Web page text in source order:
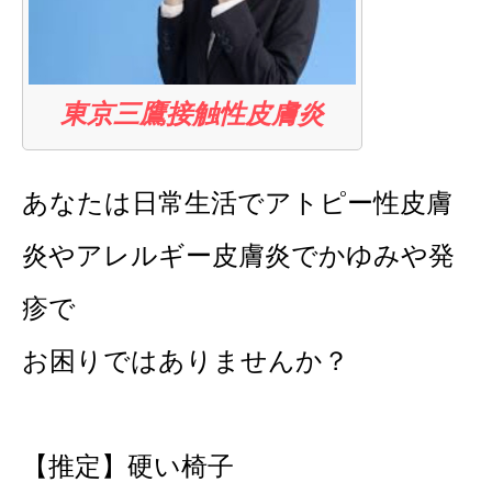
東京三鷹接触性皮膚炎
あなたは日常生活でアトピー性皮膚
炎やアレルギー皮膚炎でかゆみや発
疹で
お困りではありませんか？
【推定】硬い椅子